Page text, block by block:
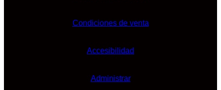
Condiciones de venta
Accesibilidad
Administrar